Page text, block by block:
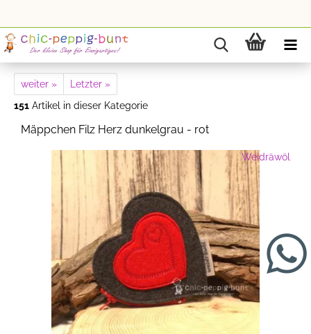
weiter »
Letzter »
151 Artikel in dieser Kategorie
Mäppchen Filz Herz dunkelgrau - rot
Weidräwöl